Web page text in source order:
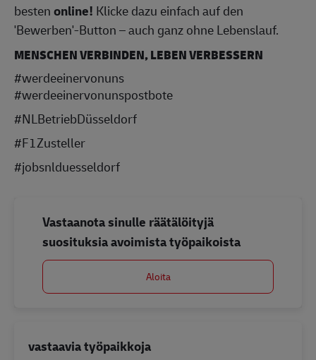
bestenonline! Klicke dazu einfach auf den
'Bewerben'-Button – auch ganz ohne Lebenslauf.
MENSCHEN VERBINDEN, LEBEN VERBESSERN
#werdeeinervonuns
#werdeeinervonunspostbote
#NLBetriebDüsseldorf
#F1Zusteller
#jobsnlduesseldorf
Vastaanota sinulle räätälöityjä
suosituksia avoimista työpaikoista
Aloita
vastaavia työpaikkoja